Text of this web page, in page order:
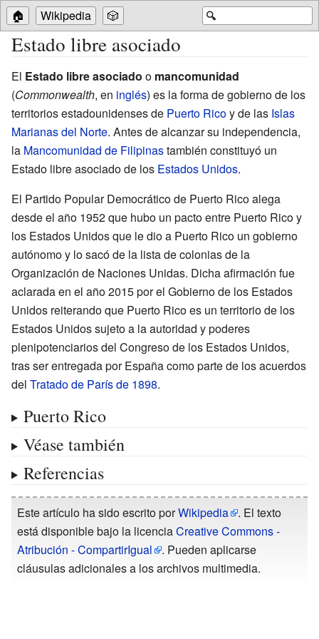
🔍
🏠 Wikipedia 🎲
Estado libre asociado
El Estado libre asociado o mancomunidad
(Commonwealth, en inglés) es la forma de gobierno de los
territorios estadounidenses de Puerto Ricoy de las Islas
Marianas del Norte. Antes de alcanzar su independencia,
la Mancomunidad de Filipinastambién constituyó un
Estado libre asociado de los Estados Unidos.
El Partido Popular Democrático de Puerto Rico alega
desde el año 1952 que hubo un pacto entre Puerto Rico y
los Estados Unidos que le dio a Puerto Rico un gobierno
autónomo y lo sacó de la lista de colonias de la
Organización de Naciones Unidas. Dicha afirmación fue
aclarada en el año 2015 por el Gobierno de los Estados
Unidos reiterando que Puerto Rico es un territorio de los
Estados Unidos sujeto a la autoridad y poderes
plenipotenciarios del Congreso de los Estados Unidos,
tras ser entregada por España como parte de los acuerdos
del Tratado de París de 1898.
Puerto Rico
Véase también
Referencias
Este artículo ha sido escrito porWikipedia
. El texto
está disponible bajo la licenciaCreative Commons -
Atribución - CompartirIgual
. Pueden aplicarse
cláusulas adicionales a los archivos multimedia.